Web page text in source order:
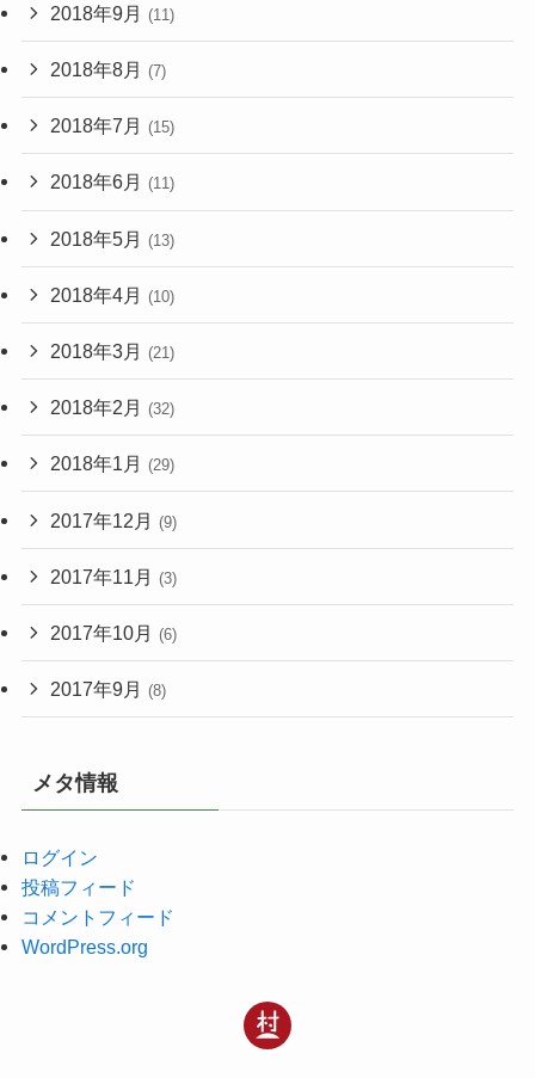
2018年9月 (11)
2018年8月 (7)
2018年7月 (15)
2018年6月 (11)
2018年5月 (13)
2018年4月 (10)
2018年3月 (21)
2018年2月 (32)
2018年1月 (29)
2017年12月 (9)
2017年11月 (3)
2017年10月 (6)
2017年9月 (8)
メタ情報
ログイン
投稿フィード
コメントフィード
WordPress.org